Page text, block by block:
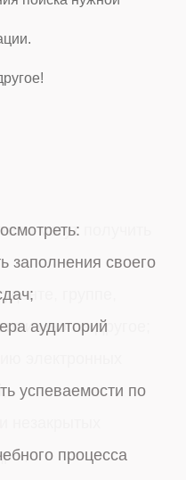
заполнения своего
аудиторий
успеваемости по
процесса
могут получить
группе,
и многое другое;
электронных
незакрытых